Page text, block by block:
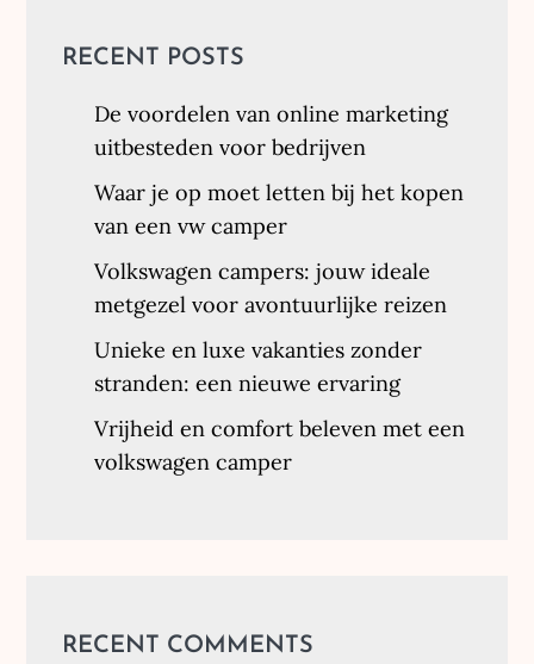
RECENT POSTS
De voordelen van online marketing
uitbesteden voor bedrijven
Waar je op moet letten bij het kopen
van een vw camper
Volkswagen campers: jouw ideale
metgezel voor avontuurlijke reizen
Unieke en luxe vakanties zonder
stranden: een nieuwe ervaring
Vrijheid en comfort beleven met een
volkswagen camper
RECENT COMMENTS